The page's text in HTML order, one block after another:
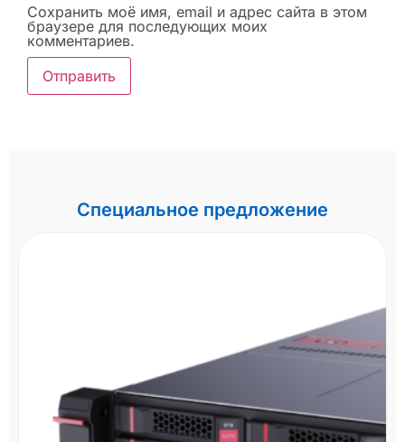
Сохранить моё имя, email и адрес сайта в этом
браузере для последующих моих
комментариев.
Специальное предложение